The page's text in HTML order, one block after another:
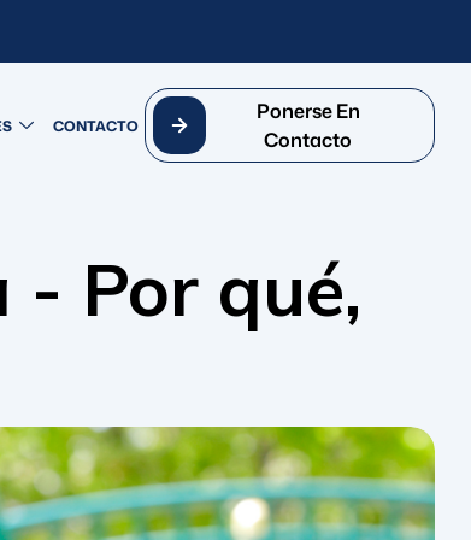
CONTACTO
Ponerse En
Contacto
Por qué,